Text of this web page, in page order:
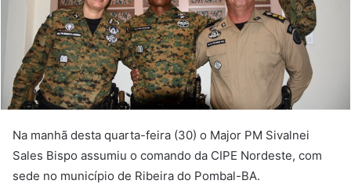
Na manhã desta quarta-feira (30) o Major PM Sivalnei
Sales Bispo assumiu o comando da CIPE Nordeste, com
sede no município de Ribeira do Pombal-BA.